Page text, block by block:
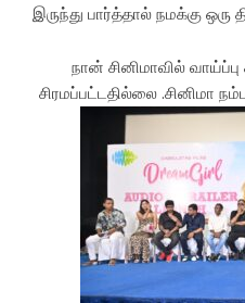
இருந்து பார்த்தால் நமக்கு ஒரு
நான் சினிமாவில்
சிரமப்பட்டதில்லை .சினிமா